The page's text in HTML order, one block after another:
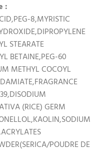
:
8,MYRISTIC
STEARATE
BETAINE,PEG-60
METHYL COCOYL
(RICE) GERM
POUDRE DE